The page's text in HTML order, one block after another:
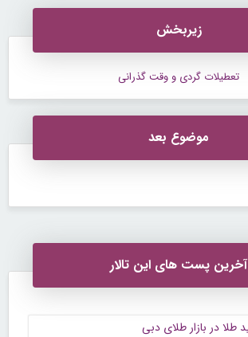
زیربخش
تعطیلات گردی و وقت گذرانی
موضوع بعد
آخرین پست های این تالار